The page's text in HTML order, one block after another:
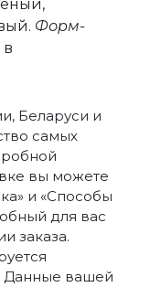
Форм-
Беларуси и
самых
вы можете
и «Способы
для вас
заказа.
Данные вашей